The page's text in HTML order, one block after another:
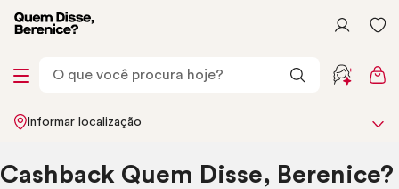
Informar localização
Cashback Quem Disse, Berenice?